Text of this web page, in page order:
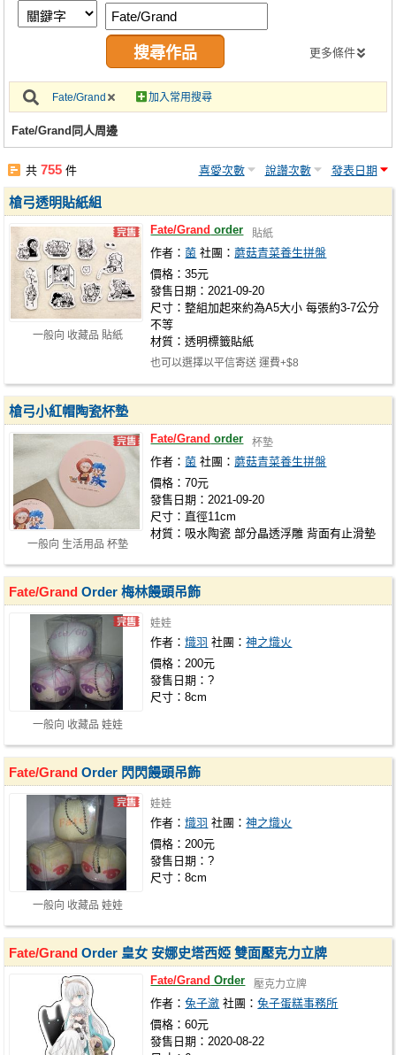
交流中心
攤位轉讓區
會員功能選單
註冊會員
更多條件
Fate/Grand 加入常用搜尋
Fate/Grand同人周邊
共755 件 喜愛次數 說讚次數 發表日期
一般向 收藏品 貼紙
槍弓透明貼紙組
Fate/Grand order 貼紙
作者：菌 社團：蘑菇青菜養生拼盤
價格：35元
發售日期：2021-09-20
尺寸：整組加起來約為A5大小 每張約3-7公分
不等
材質：透明標籤貼紙
也可以選擇以平信寄送 運費+$8
一般向 生活用品 杯墊
槍弓小紅帽陶瓷杯墊
Fate/Grand order 杯墊
作者：菌 社團：蘑菇青菜養生拼盤
價格：70元
發售日期：2021-09-20
尺寸：直徑11cm
材質：吸水陶瓷 部分晶透浮雕 背面有止滑墊
一般向 收藏品 娃娃
Fate/Grand Order 梅林饅頭吊飾
娃娃
作者：熾羽 社團：神之熾火
價格：200元
發售日期：?
尺寸：8cm
一般向 收藏品 娃娃
Fate/Grand Order 閃閃饅頭吊飾
娃娃
作者：熾羽 社團：神之熾火
價格：200元
發售日期：?
尺寸：8cm
Fate/Grand Order 皇女 安娜史塔西婭 雙面壓克力立牌
Fate/Grand Order 壓克力立牌
作者：兔子瀲 社團：兔子蛋糕事務所
價格：60元
發售日期：2020-08-22